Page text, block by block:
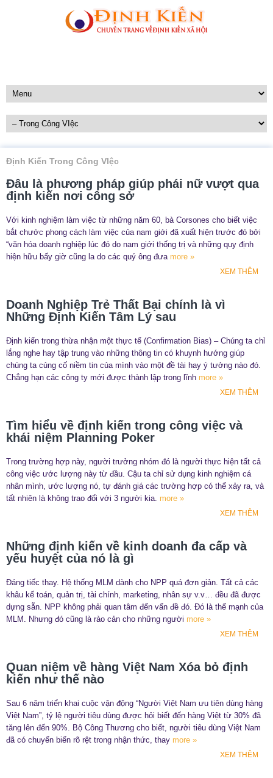
Định Kiến Trong Công VIệc
Đâu là phương pháp giúp phái nữ vượt qua
định kiến nơi công sở
Với kinh nghiệm làm việc từ những năm 60, bà Corsones cho biết việc
bắt chước phong cách làm việc của nam giới đã xuất hiện trước đó bởi
“văn hóa doanh nghiệp lúc đó do nam giới thống trị và những quy định
hiện hữu bấy giờ cũng la do các quý ông đưa more »
XEM THÊM
Doanh Nghiệp Trẻ Thất Bại chính là vì
Những Định Kiến Tâm Lý sau
Định kiến trong thừa nhận một thực tế (Confirmation Bias) – Chúng ta chỉ
lắng nghe hay tập trung vào những thông tin có khuynh hướng giúp
chúng ta củng cố niềm tin của mình vào một đề tài hay ý tưởng nào đó.
Chẳng hạn các công ty mới được thành lập trong lĩnh more »
XEM THÊM
Tìm hiểu về định kiến trong công việc và
khái niệm Planning Poker
Trong trường hợp này, người trưởng nhóm đó là người thực hiện tất cả
công việc ước lượng này từ đầu. Cậu ta chỉ sử dụng kinh nghiệm cá
nhân mình, ước lượng nó, tự đánh giá các trường hợp có thể xảy ra, và
tất nhiên là không trao đổi với 3 người kia. more »
XEM THÊM
Những định kiến về kinh doanh đa cấp và
yếu huyệt của nó là gì
Đáng tiếc thay. Hệ thống MLM dành cho NPP quá đơn giản. Tất cả các
khâu kế toán, quản trị, tài chính, marketing, nhân sự v.v… đều đã được
dựng sẵn. NPP không phải quan tâm đến vấn đề đó. Đó là thế mạnh của
MLM. Nhưng đó cũng là rào cản cho những người more »
XEM THÊM
Quan niệm về hàng Việt Nam Xóa bỏ định
kiến như thế nào
Sau 6 năm triển khai cuộc vận động “Người Việt Nam ưu tiên dùng hàng
Việt Nam”, tỷ lệ người tiêu dùng được hỏi biết đến hàng Việt từ 30% đã
tăng lên đến 90%. Bộ Công Thương cho biết, người tiêu dùng Việt Nam
đã có chuyển biến rõ rệt trong nhận thức, thay more »
XEM THÊM